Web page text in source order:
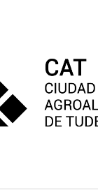
CAT
Vivienda y urbanismo